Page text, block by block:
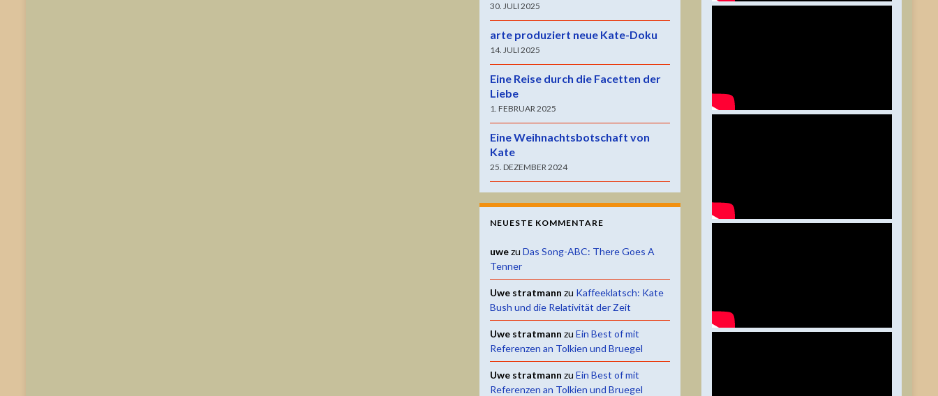
30. JULI 2025
arte produziert neue Kate-Doku
14. JULI 2025
Eine Reise durch die Facetten der
Liebe
1. FEBRUAR 2025
Eine Weihnachtsbotschaft von
Kate
25. DEZEMBER 2024
NEUESTE KOMMENTARE
uwezu Das Song-ABC: There Goes A
Tenner
Uwe stratmann zu Kaffeeklatsch: Kate
Bush und die Relativität der Zeit
Uwe stratmann zu Ein Best of mit
Referenzen an Tolkien und Bruegel
Uwe stratmann zu Ein Best of mit
Referenzen an Tolkien und Bruegel